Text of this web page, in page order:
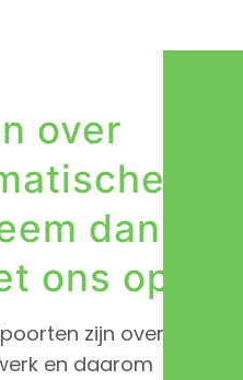
over
dan
ons op
zijn over
en daarom